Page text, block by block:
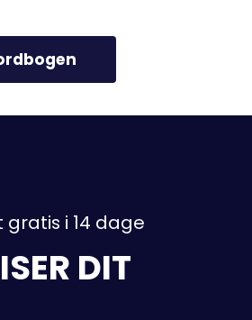
gratis i 14 dage
DIT